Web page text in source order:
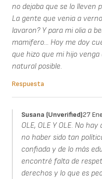
no dejaba que se lo lleven
La gente que venia a
lavaron? Y para mi olia a
mamifero... Hoy me doy
que hizo que mi hijo
natural posible.
Respuesta
Susana (unverified)27
OLE, OLE Y OLE. No
no haber sido tan
confiada y de lo más
encontré falta de
derechos y lo que es